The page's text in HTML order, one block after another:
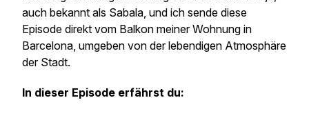
auch bekannt als Sabala, und ich sende diese
Episode direkt vom Balkon meiner Wohnung in
Barcelona, umgeben von der lebendigen Atmosphäre
der Stadt.
In dieser Episode erfährst du: